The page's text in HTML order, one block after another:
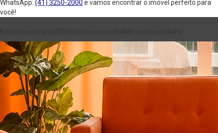
WhatsApp: (41) 3250-2000 e vamos encontrar o imóvel perfeito para
você!